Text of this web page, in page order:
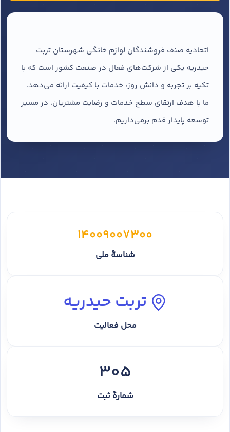
اتحادیه صنف فروشندگان لوازم خانگی شهرستان تربت
حیدریه یکی از شرکت‌های فعال در صنعت کشور است که با
تکیه بر تجربه و دانش روز، خدمات با کیفیت ارائه می‌دهد.
ما با هدف ارتقای سطح خدمات و رضایت مشتریان، در مسیر
توسعه پایدار قدم برمی‌داریم.
14009007300
شناسهٔ ملی
تربت حیدریه
محل فعالیت
305
شمارهٔ ثبت